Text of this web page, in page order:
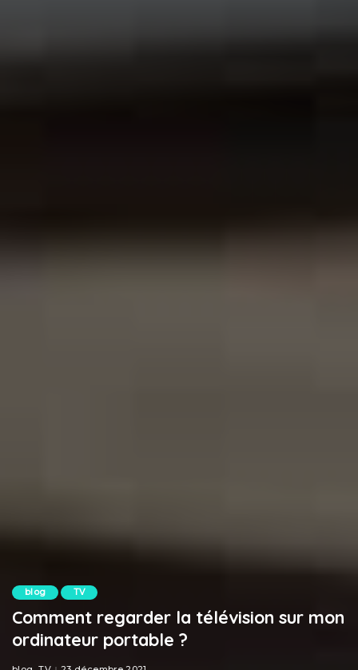
blog TV
Comment regarder la télévision sur mon
ordinateur portable ?